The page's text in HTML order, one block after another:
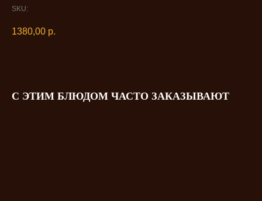
SKU:
1380,00 р.
С ЭТИМ БЛЮДОМ ЧАСТО ЗАКАЗЫВАЮТ